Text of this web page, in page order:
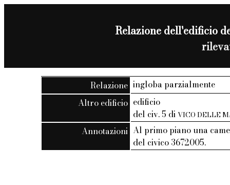
Relazione dell'edificio
Relazione ingloba parzialmente
Altro edificio edificio
del civ. 5 diVICO DELLE
Annotazioni Al primo piano una
del civico 3672005.